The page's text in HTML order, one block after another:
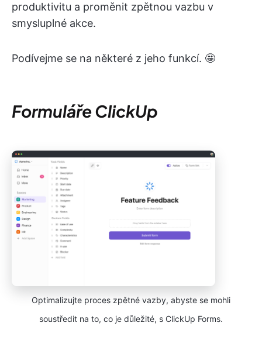
produktivitu a proměnit zpětnou vazbu v
smysluplné akce.
Podívejme se na některé z jeho funkcí. 🤩
Formuláře ClickUp
Optimalizujte proces zpětné vazby, abyste se mohli
soustředit na to, co je důležité, s ClickUp Forms.